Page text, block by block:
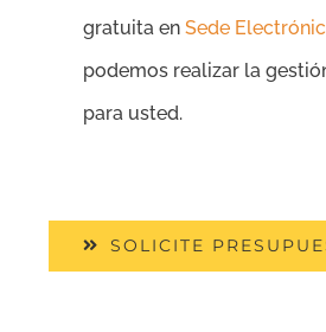
gratuita en Sede
podemos realizar la
para usted.
SOLICITE